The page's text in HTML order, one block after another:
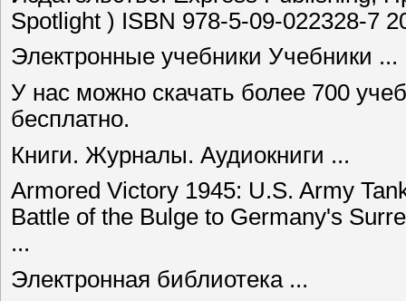
Spotlight ) ISBN 978-5-09-022328-7
Электронные учебники Учебники ...
У нас можно скачать более 700
бесплатно.
Книги. Журналы. Аудиокниги ...
Armored Victory 1945: U.S. Army
Battle of the Bulge to Germany's
...
Электронная библиотека ...